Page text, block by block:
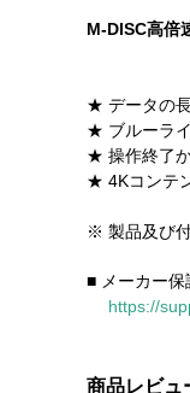
M-DISC高倍
★ データの
★ ブルーラ
★ 操作終了
★ 4Kコンテ
※ 製品及び
■ メーカー保
https://
商品レビュ